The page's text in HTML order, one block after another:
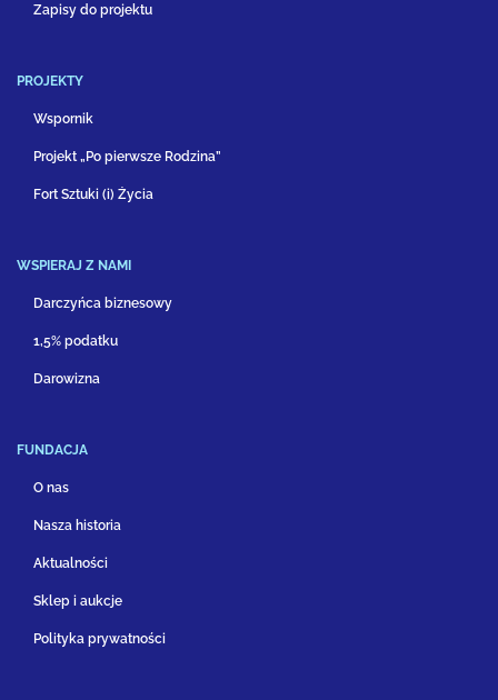
Zapisy do projektu
PROJEKTY
Wspornik
Projekt „Po pierwsze Rodzina”
Fort Sztuki (i) Życia
WSPIERAJ Z NAMI
Darczyńca biznesowy
1,5% podatku
Darowizna
FUNDACJA
O nas
Nasza historia
Aktualności
Sklep i aukcje
Polityka prywatności